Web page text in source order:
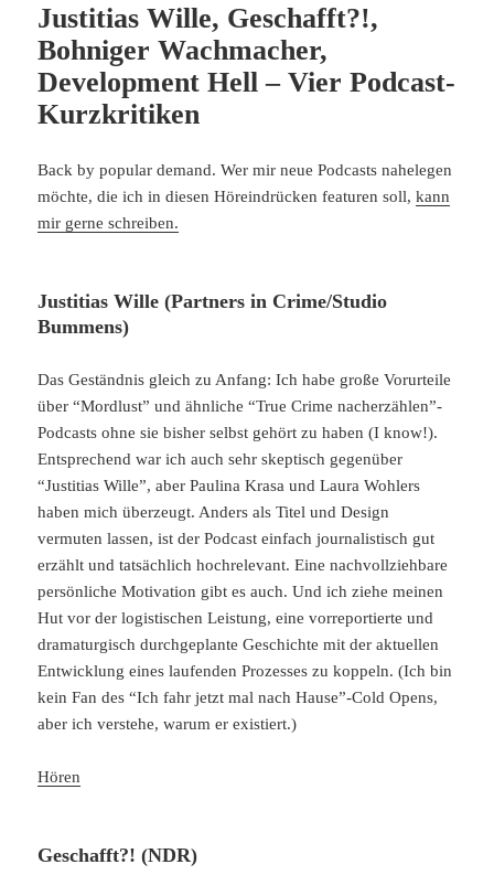
Justitias Wille, Geschafft?!,
Bohniger Wachmacher,
Development Hell – Vier Podcast-
Kurzkritiken
Back by popular demand. Wer mir neue Podcasts nahelegen
möchte, die ich in diesen Höreindrücken featuren soll,kann
mir gerne schreiben.
Justitias Wille (Partners in Crime/Studio
Bummens)
Das Geständnis gleich zu Anfang: Ich habe große Vorurteile
über “Mordlust” und ähnliche “True Crime nacherzählen”-
Podcasts ohne sie bisher selbst gehört zu haben (I know!).
Entsprechend war ich auch sehr skeptisch gegenüber
“Justitias Wille”, aber Paulina Krasa und Laura Wohlers
haben mich überzeugt. Anders als Titel und Design
vermuten lassen, ist der Podcast einfach journalistisch gut
erzählt und tatsächlich hochrelevant. Eine nachvollziehbare
persönliche Motivation gibt es auch. Und ich ziehe meinen
Hut vor der logistischen Leistung, eine vorreportierte und
dramaturgisch durchgeplante Geschichte mit der aktuellen
Entwicklung eines laufenden Prozesses zu koppeln. (Ich bin
kein Fan des “Ich fahr jetzt mal nach Hause”-Cold Opens,
aber ich verstehe, warum er existiert.)
Hören
Geschafft?! (NDR)